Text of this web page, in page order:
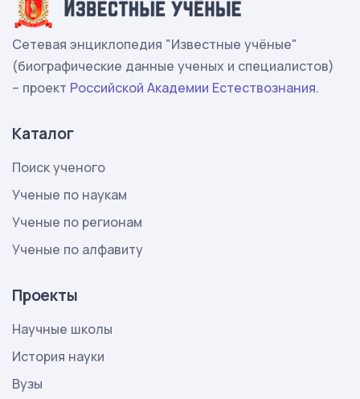
Сетевая энциклопедия "Известные учёные"
(биографические данные ученых и специалистов)
– проект Российской Академии Естествознания.
Каталог
Поиск ученого
Ученые по наукам
Ученые по регионам
Ученые по алфавиту
Проекты
Научные школы
История науки
Вузы